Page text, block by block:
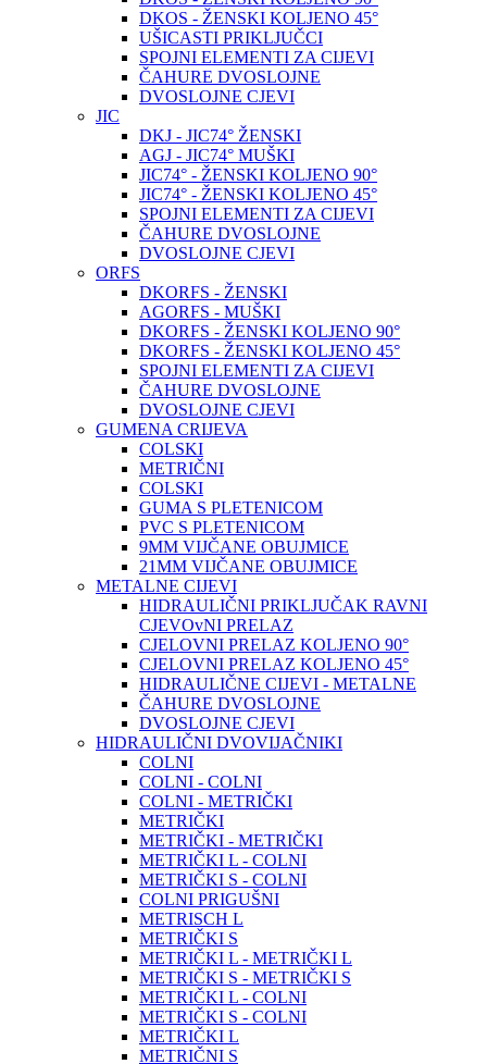
DKOS - ŽENSKI KOLJENO 45°
UŠICASTI PRIKLJUČCI
SPOJNI ELEMENTI ZA CIJEVI
ČAHURE DVOSLOJNE
DVOSLOJNE CJEVI
JIC
DKJ - JIC74° ŽENSKI
AGJ - JIC74° MUŠKI
JIC74° - ŽENSKI KOLJENO 90°
JIC74° - ŽENSKI KOLJENO 45°
SPOJNI ELEMENTI ZA CIJEVI
ČAHURE DVOSLOJNE
DVOSLOJNE CJEVI
ORFS
DKORFS - ŽENSKI
AGORFS - MUŠKI
DKORFS - ŽENSKI KOLJENO 90°
DKORFS - ŽENSKI KOLJENO 45°
SPOJNI ELEMENTI ZA CIJEVI
ČAHURE DVOSLOJNE
DVOSLOJNE CJEVI
GUMENA CRIJEVA
COLSKI
METRIČNI
COLSKI
GUMA S PLETENICOM
PVC S PLETENICOM
9MM VIJČANE OBUJMICE
21MM VIJČANE OBUJMICE
METALNE CIJEVI
HIDRAULIČNI PRIKLJUČAK RAVNI
CJEVOvNI PRELAZ
CJELOVNI PRELAZ KOLJENO 90°
CJELOVNI PRELAZ KOLJENO 45°
HIDRAULIČNE CIJEVI - METALNE
ČAHURE DVOSLOJNE
DVOSLOJNE CJEVI
HIDRAULIČNI DVOVIJAČNIKI
COLNI
COLNI - COLNI
COLNI - METRIČKI
METRIČKI
METRIČKI - METRIČKI
METRIČKI L - COLNI
METRIČKI S - COLNI
COLNI PRIGUŠNI
METRISCH L
METRIČKI S
METRIČKI L - METRIČKI L
METRIČKI S - METRIČKI S
METRIČKI L - COLNI
METRIČKI S - COLNI
METRIČKI L
METRIČNI S